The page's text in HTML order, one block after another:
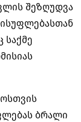
შეზღუდვა
საქმე
ბრალი